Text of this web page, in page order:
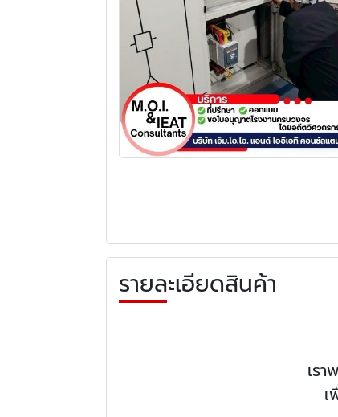
รายละเอียดสินค้า
เร